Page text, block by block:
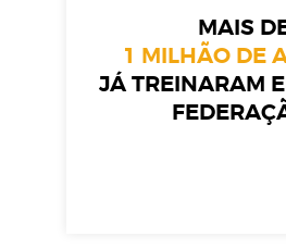
MAIS
1 MILHÃO DE
JÁ TREINARAM